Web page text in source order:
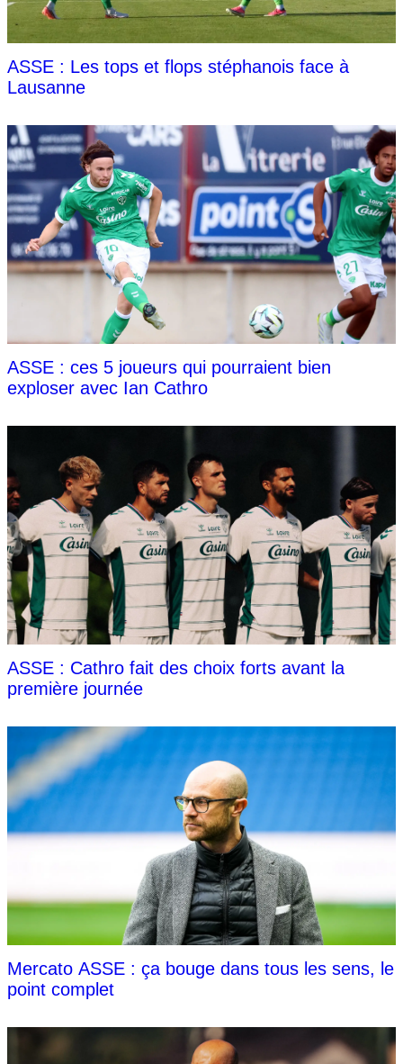
ASSE : Les tops et flops stéphanois face à
Lausanne
ASSE : ces 5 joueurs qui pourraient bien
exploser avec Ian Cathro
ASSE : Cathro fait des choix forts avant la
première journée
Mercato ASSE : ça bouge dans tous les sens, le
point complet